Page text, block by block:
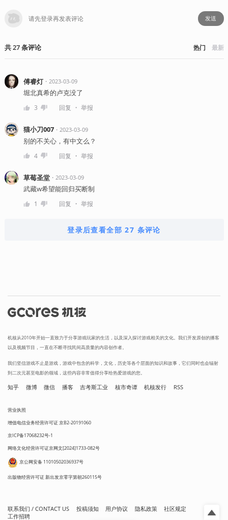
发送
共27条评论 热门 最新
傅睿灯・ 2023-03-09
堀北真希的卢克没了
3 回复 ・ 举报
猫小刀007・ 2023-03-09
别的不关心，有中文么？
4 回复 ・ 举报
草莓圣堂・ 2023-03-09
武藏w希望能回归买断制
1 回复 ・ 举报
登录后查看全部 27 条评论
机核从2010年开始一直致力于分享游戏玩家的生活，以及深入探讨游戏相关的文化。我们开发原创的播客
以及视频节目，一直在不断寻找民间高质量的内容创作者。
我们坚信游戏不止是游戏，游戏中包含的科学，文化，历史等各个层面的知识和故事，它们同时也会辐射
到二次元甚至电影的领域，这些内容非常值得分享给热爱游戏的您。
知乎 微博 微信 播客 吉考斯工业 核市奇谭 机核发行 RSS
营业执照
增值电信业务经营许可证 京B2-20191060
京ICP备17068232号-1
网络文化经营许可证京网文[2024]1733-082号
京公网安备 11010502036937号
出版物经营许可证 新出发京零字第朝260115号
联系我们 / CONTACT US 投稿须知 用户协议 隐私政策
社区规定
工作招聘